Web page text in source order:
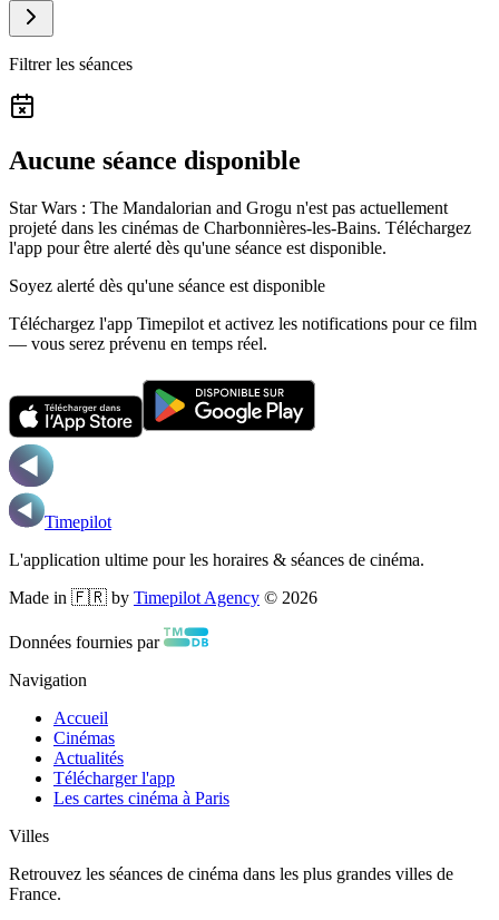
Filtrer les séances
Aucune séance disponible
Star Wars : The Mandalorian and Grogu n'est pas actuellement
projeté dans les cinémas de Charbonnières-les-Bains. Téléchargez
l'app pour être alerté dès qu'une séance est disponible.
Soyez alerté dès qu'une séance est disponible
Téléchargez l'app Timepilot et activez les notifications pour ce film
— vous serez prévenu en temps réel.
Timepilot
L'application ultime pour les horaires & séances de cinéma.
Made in 🇫🇷 by Timepilot Agency © 2026
Données fournies par
Navigation
Accueil
Cinémas
Actualités
Télécharger l'app
Les cartes cinéma à Paris
Villes
Retrouvez les séances de cinéma dans les plus grandes villes de
France.